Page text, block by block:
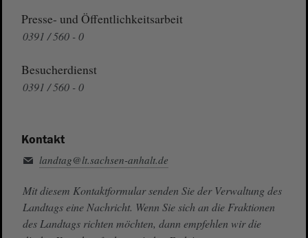
Presse- und Öffentlichkeitsarbeit
0391 / 560 - 0
Besucherdienst
0391 / 560 - 0
Kontakt
landtag@lt.sachsen-anhalt.de
Mit diesem Kontaktformular senden Sie der Verwaltung des
Landtags eine Nachricht. Wenn Sie sich an die Fraktionen
des Landtags richten möchten, dann empfehlen wir die